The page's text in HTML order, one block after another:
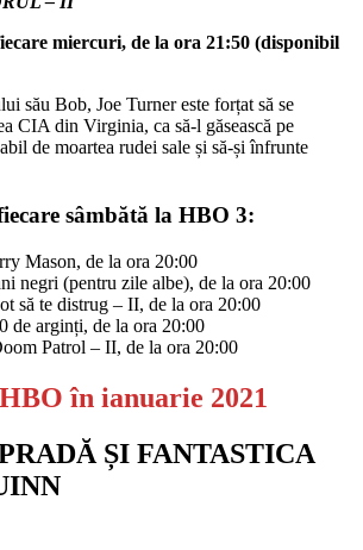
miercuri, de la ora 21:50 (disponibil
său Bob, Joe Turner este forțat să se
CIA din Virginia, ca să-l găsească pe
de moartea rudei sale și să-și înfrunte
sâmbătă la HBO 3:
Mason, de la ora 20:00
negri (pentru zile albe), de la ora 20:00
să te distrug – II, de la ora 20:00
de arginți, de la ora 20:00
Patrol – II, de la ora 20:00
în ianuarie 2021
ȘI FANTASTICA